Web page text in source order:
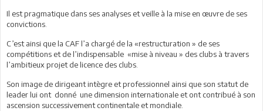
Il est pragmatique dans ses analyses et veille à la mise en œuvre de ses
convictions.
C’est ainsi que la CAF l’a chargé de la «restructuration » de ses
compétitions et de l’indispensable «mise à niveau » des clubs à travers
l’ambitieux projet de licence des clubs.
Son image de dirigeant intègre et professionnel ainsi que son statut de
leader lui ont donné une dimension internationale et ont contribué à son
ascension successivement continentale et mondiale.